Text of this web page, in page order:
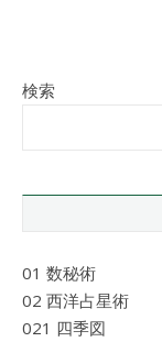
検索
01 数秘術
02 西洋占星術
021 四季図